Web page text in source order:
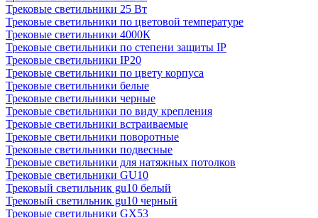
Трековые светильники 25 Вт
Трековые светильники по цветовой температуре
Трековые светильники 4000К
Трековые светильники по степени защиты IP
Трековые светильники IP20
Трековые светильники по цвету корпуса
Трековые светильники белые
Трековые светильники черные
Трековые светильники по виду крепления
Трековые светильники встраиваемые
Трековые светильники поворотные
Трековые светильники подвесные
Трековые светильники для натяжных потолков
Трековые светильники GU10
Трековый светильник gu10 белый
Трековый светильник gu10 черный
Трековые светильники GX53